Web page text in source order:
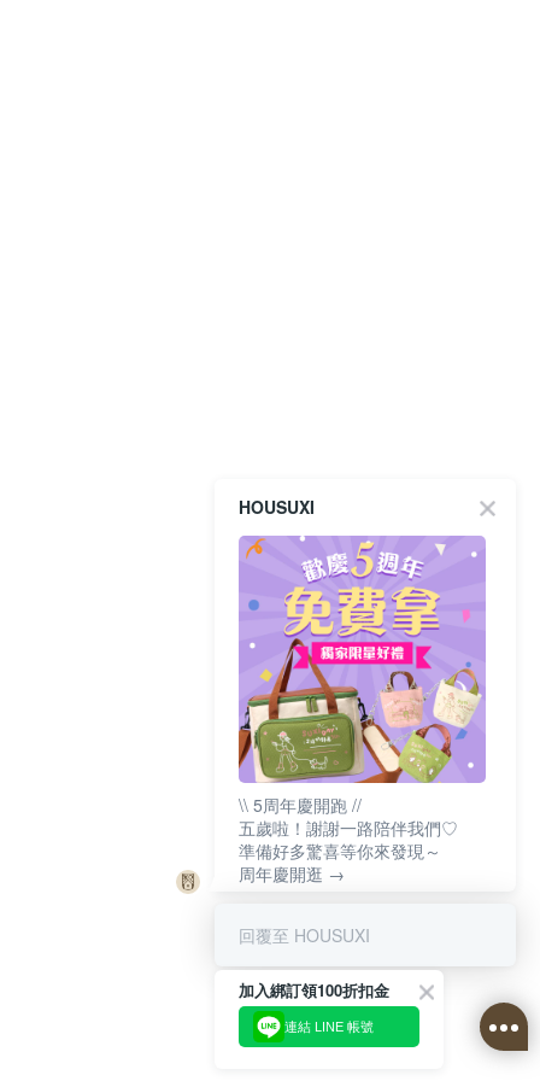
HOUSUXI
\\ 5周年慶開跑 //
五歲啦！謝謝一路陪伴我們♡
準備好多驚喜等你來發現～
周年慶開逛 →
回覆至 HOUSUXI
加入綁訂領100折扣金
連結 LINE 帳號